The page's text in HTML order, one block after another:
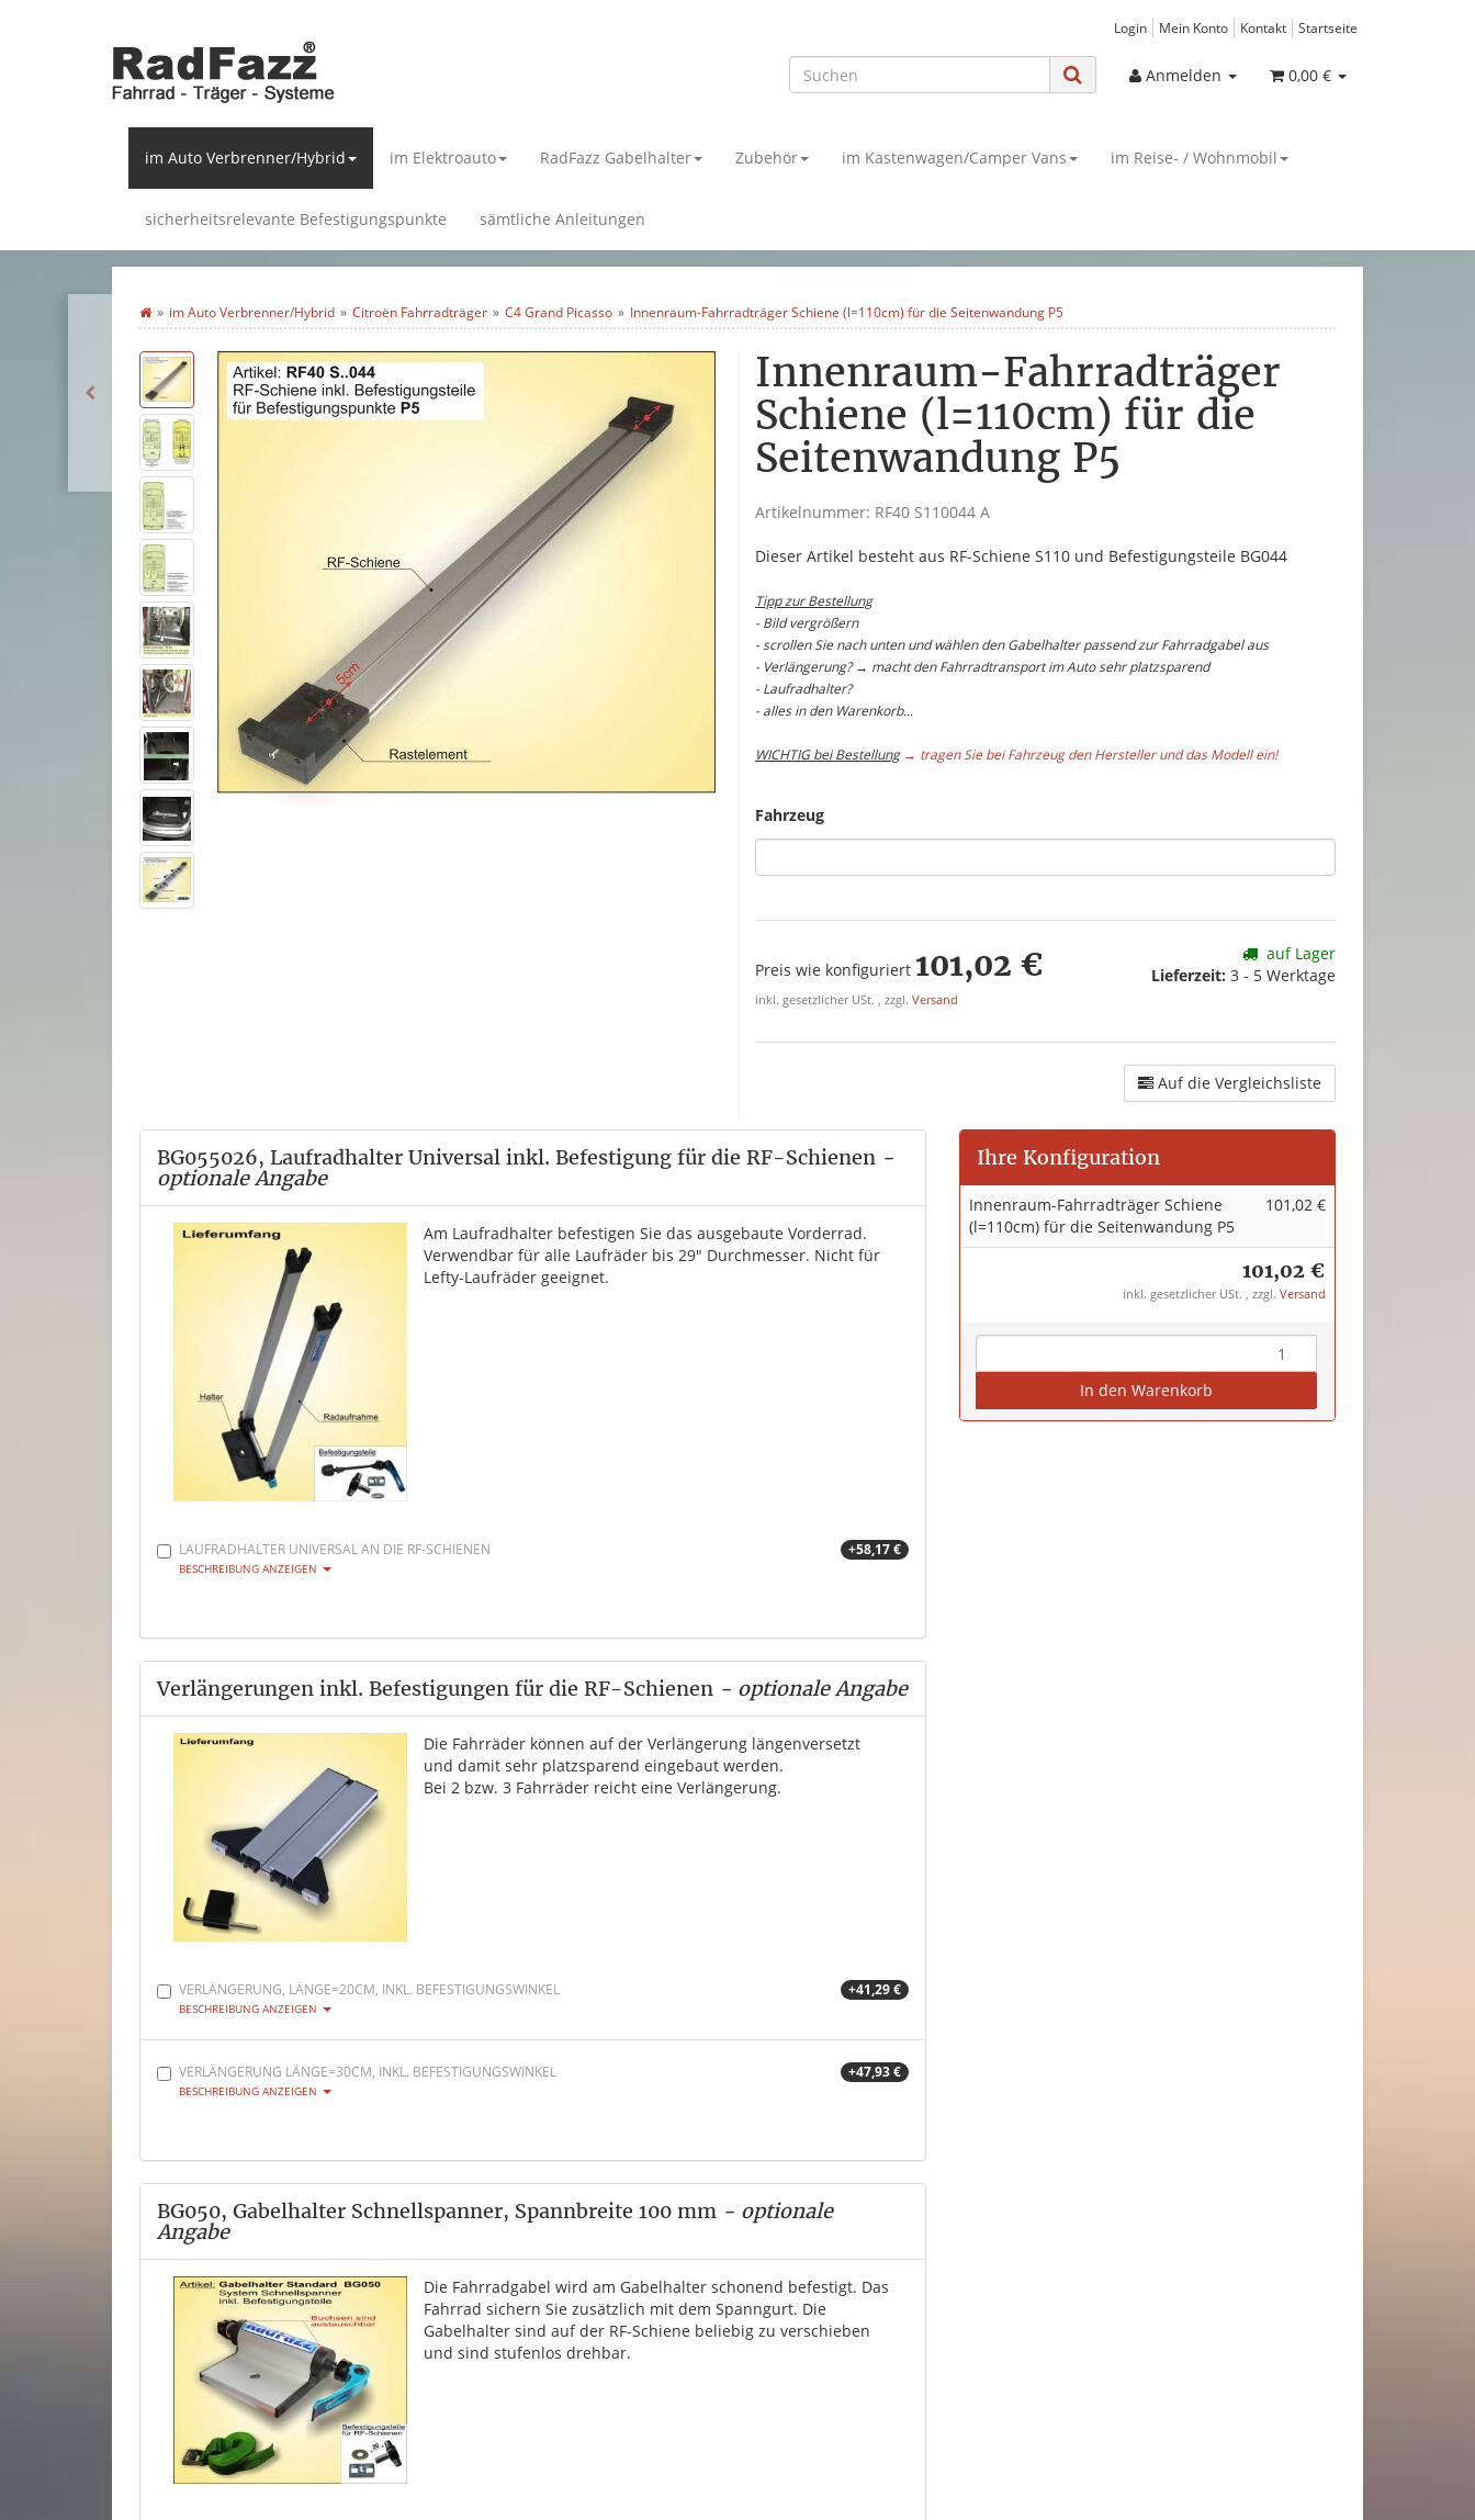
Login Mein Konto Kontakt Startseite
Anmelden 0,00 €
im Auto Verbrenner/Hybrid im Elektroauto RadFazz Gabelhalter Zubehör im Kastenwagen/Camper Vans im Reise- / Wohnmobil
sicherheitsrelevante Befestigungspunkte sämtliche Anleitungen
im Auto Verbrenner/Hybrid Citroën Fahrradträger C4 Grand Picasso Innenraum-Fahrradträger Schiene (l=110cm) für die Seitenwandung P5
Innenraum-Fahrradträger
Schiene (l=110cm) für die
Seitenwandung P5
Artikelnummer: RF40 S110044 A
Dieser Artikel besteht aus RF-Schiene S110 und Befestigungsteile BG044
Tipp zur Bestellung
- Bild vergrößern
- scrollen Sie nach unten und wählen den Gabelhalter passend zur Fahrradgabel aus
- Verlängerung? → macht den Fahrradtransport im Auto sehr platzsparend
- Laufradhalter?
- alles in den Warenkorb...
WICHTIG bei Bestellung → tragen Sie bei Fahrzeug den Hersteller und das Modell ein!
Fahrzeug
Preis wie konfiguriert 101,02 €
inkl. gesetzlicher USt. , zzgl. Versand
auf Lager
Lieferzeit: 3 - 5 Werktage
Auf die Vergleichsliste
BG055026, Laufradhalter Universal inkl. Befestigung für die RF-Schienen -
optionale Angabe
Am Laufradhalter befestigen Sie das ausgebaute Vorderrad.
Verwendbar für alle Laufräder bis 29" Durchmesser. Nicht für
Lefty-Laufräder geeignet.
LAUFRADHALTER UNIVERSAL AN DIE RF-SCHIENEN +58,17 €
BESCHREIBUNG ANZEIGEN
Verlängerungen inkl. Befestigungen für die RF-Schienen - optionale Angabe
Die Fahrräder können auf der Verlängerung längenversetzt
und damit sehr platzsparend eingebaut werden.
Bei 2 bzw. 3 Fahrräder reicht eine Verlängerung.
VERLÄNGERUNG, LÄNGE=20CM, INKL. BEFESTIGUNGSWINKEL +41,29 €
BESCHREIBUNG ANZEIGEN
VERLÄNGERUNG LÄNGE=30CM, INKL. BEFESTIGUNGSWINKEL +47,93 €
BESCHREIBUNG ANZEIGEN
BG050, Gabelhalter Schnellspanner, Spannbreite 100 mm - optionale
Angabe
Die Fahrradgabel wird am Gabelhalter schonend befestigt. Das
Fahrrad sichern Sie zusätzlich mit dem Spanngurt. Die
Gabelhalter sind auf der RF-Schiene beliebig zu verschieben
und sind stufenlos drehbar.
Ihre Konfiguration
Innenraum-Fahrradträger Schiene
(l=110cm) für die Seitenwandung P5
101,02 €
101,02 €
inkl. gesetzlicher USt. , zzgl. Versand
In den Warenkorb